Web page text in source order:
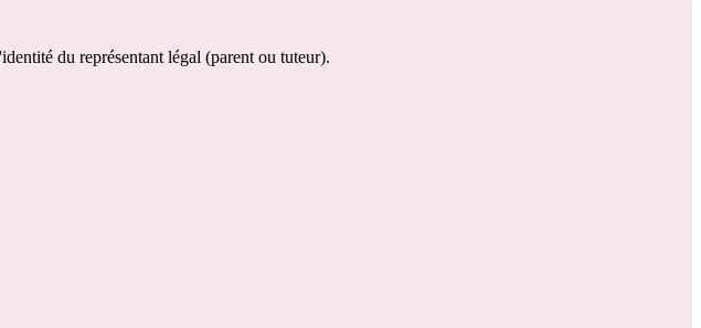
du représentant légal (parent ou tuteur).